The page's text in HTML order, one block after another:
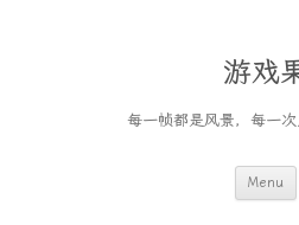
游戏
每一帧都是风景，每一次
Menu